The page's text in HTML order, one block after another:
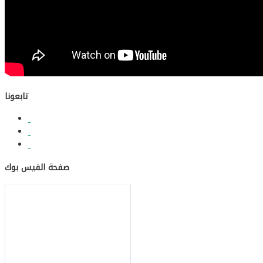
تابعونا
صفحة الفيس بوك